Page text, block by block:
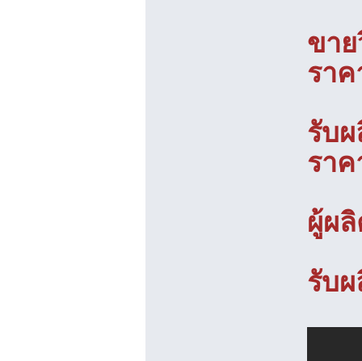
ขา
รา
รับ
รา
ผู้ผ
รับผ